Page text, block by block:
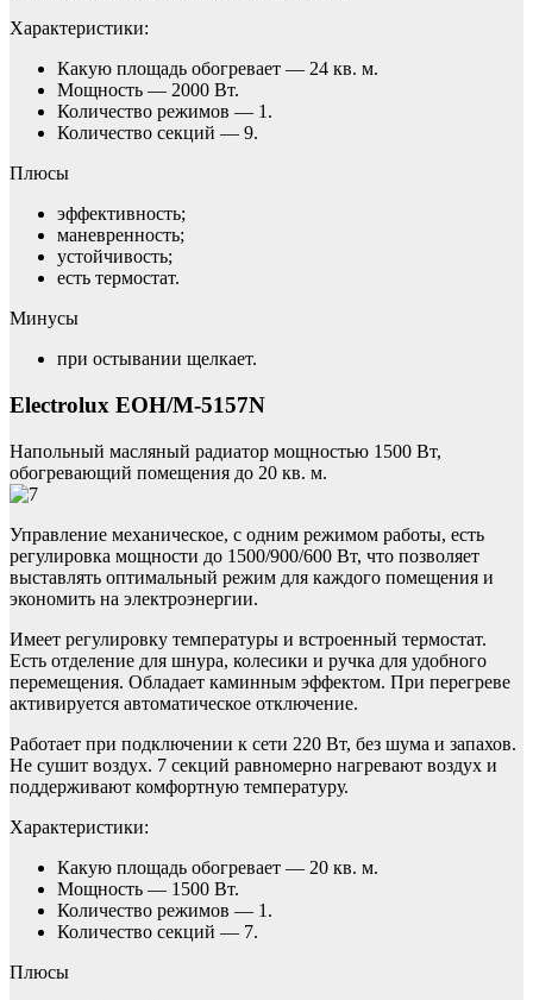
Характеристики:
Какую площадь обогревает — 24 кв. м.
Мощность — 2000 Вт.
Количество режимов — 1.
Количество секций — 9.
Плюсы
эффективность;
маневренность;
устойчивость;
есть термостат.
Минусы
при остывании щелкает.
Electrolux EOH/M-5157N
Напольный масляный радиатор мощностью 1500 Вт,
обогревающий помещения до 20 кв. м.
Управление механическое, с одним режимом работы, есть
регулировка мощности до 1500/900/600 Вт, что позволяет
выставлять оптимальный режим для каждого помещения и
экономить на электроэнергии.
Имеет регулировку температуры и встроенный термостат.
Есть отделение для шнура, колесики и ручка для удобного
перемещения. Обладает каминным эффектом. При перегреве
активируется автоматическое отключение.
Работает при подключении к сети 220 Вт, без шума и запахов.
Не сушит воздух. 7 секций равномерно нагревают воздух и
поддерживают комфортную температуру.
Характеристики:
Какую площадь обогревает — 20 кв. м.
Мощность — 1500 Вт.
Количество режимов — 1.
Количество секций — 7.
Плюсы